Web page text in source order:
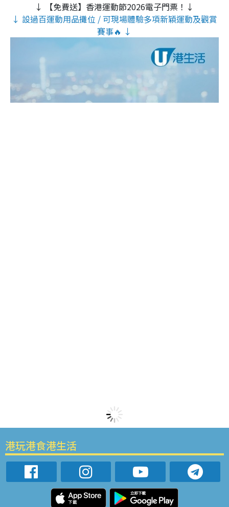
↓ 【免費送】香港運動節2026電子門票！↓
↓ 設過百運動用品攤位 / 可現場體驗多項新穎運動及觀賞
賽事🔥 ↓
港玩港食港生活